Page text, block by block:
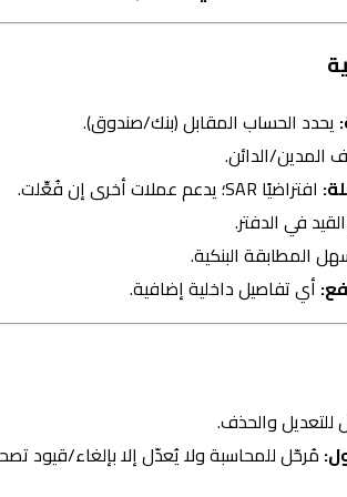
يحدد الحساب المقابل (بنك/صندوق).
المدين/الدائن.
افتراضيًا SAR؛ يدعم عملات أخرى إن فُعِّلت.
في الدفتر.
المطابقة البنكية.
أي تفاصيل داخلية إضافية.
للتعديل والحذف.
مُرحّل للمحاسبة ولا يُعدّل إلا بإلغاء/قيود